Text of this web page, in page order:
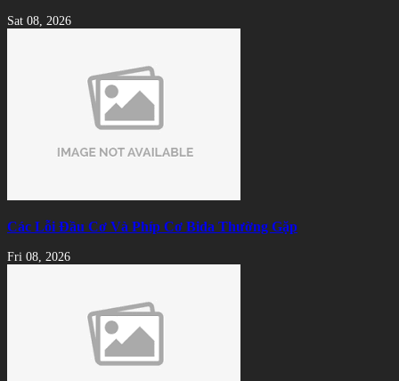
Sat 08, 2026
Các Lỗi Đầu Cơ Và Phíp Cơ Bida Thường Gặp
Fri 08, 2026